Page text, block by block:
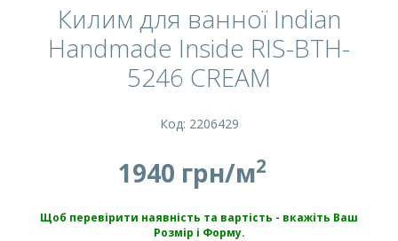
Килим для ванної Indian
Handmade Inside RIS-BTH-
5246 CREAM
Код: 2206429
1940 грн/м2
Щоб перевірити наявність та вартість - вкажіть Ваш
Розмір і Форму.